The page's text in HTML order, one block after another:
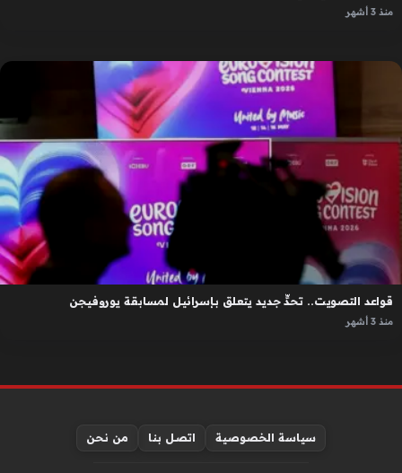
منذ 3 أشهر
قواعد التصويت.. تحدٍّ جديد يتعلق بإسرائيل لمسابقة يوروفيجن
منذ 3 أشهر
سياسة الخصوصية اتصل بنا من نحن